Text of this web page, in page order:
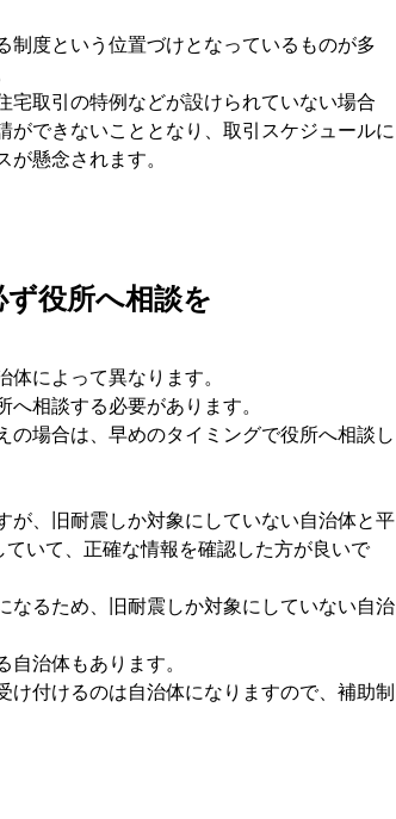
制度という位置づけとなっているものが多
宅取引の特例などが設けられていない場合
ができないこととなり、取引スケジュールに
懸念されます。
役所へ相談を
によって異なります。
相談する必要があります。
場合は、早めのタイミングで役所へ相談し
が、旧耐震しか対象にしていない自治体と平
いて、正確な情報を確認した方が良いで
るため、旧耐震しか対象にしていない自治
治体もあります。
付けるのは自治体になりますので、補助制